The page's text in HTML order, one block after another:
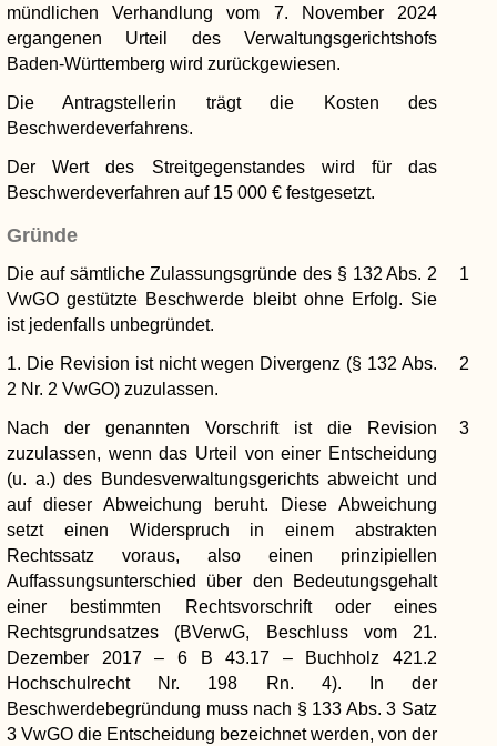
mündlichen Verhandlung vom 7. November 2024
ergangenen Urteil des Verwaltungsgerichtshofs
Baden-Württemberg wird zurückgewiesen.
Die Antragstellerin trägt die Kosten des
Beschwerdeverfahrens.
Der Wert des Streitgegenstandes wird für das
Beschwerdeverfahren auf 15 000 € festgesetzt.
Gründe
1
Die auf sämtliche Zulassungsgründe des § 132 Abs. 2
VwGO gestützte Beschwerde bleibt ohne Erfolg. Sie
ist jedenfalls unbegründet.
2
1. Die Revision ist nicht wegen Divergenz (§ 132 Abs.
2 Nr. 2 VwGO) zuzulassen.
3
Nach der genannten Vorschrift ist die Revision
zuzulassen, wenn das Urteil von einer Entscheidung
(u. a.) des Bundesverwaltungsgerichts abweicht und
auf dieser Abweichung beruht. Diese Abweichung
setzt einen Widerspruch in einem abstrakten
Rechtssatz voraus, also einen prinzipiellen
Auffassungsunterschied über den Bedeutungsgehalt
einer bestimmten Rechtsvorschrift oder eines
Rechtsgrundsatzes (BVerwG, Beschluss vom 21.
Dezember 2017 – 6 B 43.17 – Buchholz 421.2
Hochschulrecht Nr. 198 Rn. 4). In der
Beschwerdebegründung muss nach § 133 Abs. 3 Satz
3 VwGO die Entscheidung bezeichnet werden, von der